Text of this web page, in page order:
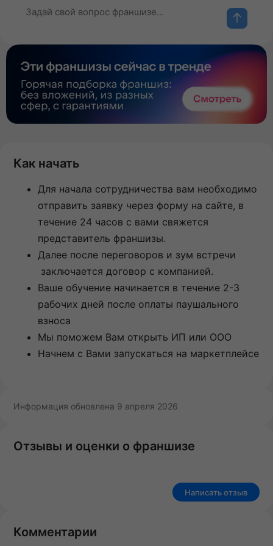
Как начать
Для начала сотрудничества вам необходимо
отправить заявку через форму на сайте, в
течение 24 часов с вами свяжется
представитель франшизы.
Далее после переговоров и зум встречи
заключается договор с компанией.
Ваше обучение начинается в течение 2-3
рабочих дней после оплаты паушального
взноса
Мы поможем Вам открыть ИП или ООО
Начнем с Вами запускаться на маркетплейсе
Информация обновлена 9 апреля 2026
Отзывы и оценки о франшизе
Написать отзыв
Комментарии